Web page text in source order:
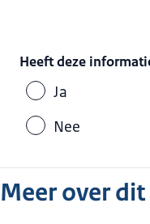
Heeft deze
Ja
Nee
Meer over